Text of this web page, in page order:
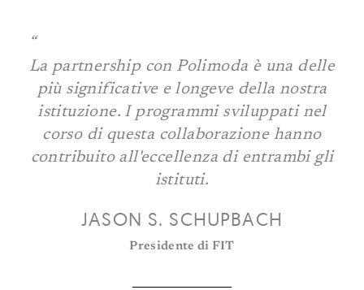
La partnership con Polimoda è una delle
più significative e longeve della nostra
istituzione. I programmi sviluppati nel
corso di questa collaborazione hanno
contribuito all'eccellenza di entrambi gli
istituti.
JASON S. SCHUPBACH
Presidente di FIT